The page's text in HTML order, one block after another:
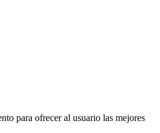
para ofrecer al usuario las mejores